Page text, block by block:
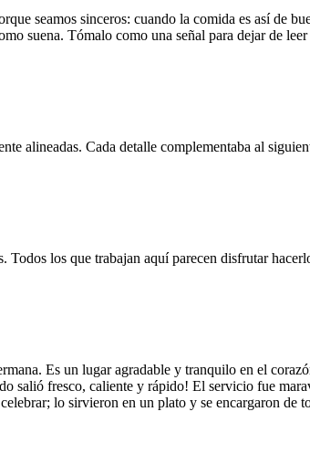
seamos sinceros: cuando la comida es así de
suena. Tómalo como una señal para dejar de
alineadas. Cada detalle complementaba al
los que trabajan aquí parecen disfrutar
Es un lugar agradable y tranquilo en el
salió fresco, caliente y rápido! El servicio fue
lo sirvieron en un plato y se encargaron de